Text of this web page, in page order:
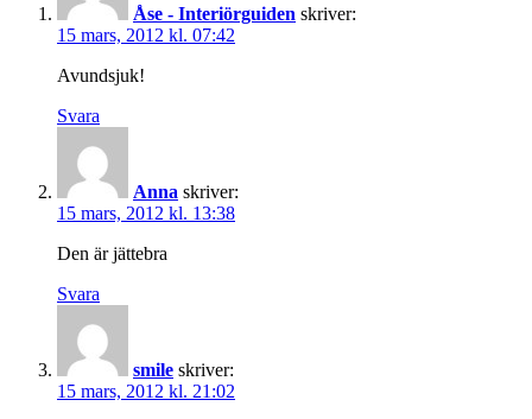
Åse - Interiörguiden skriver:
15 mars, 2012 kl. 07:42
Avundsjuk!
Svara
Anna skriver:
15 mars, 2012 kl. 13:38
Den är jättebra
Svara
smile skriver:
15 mars, 2012 kl. 21:02